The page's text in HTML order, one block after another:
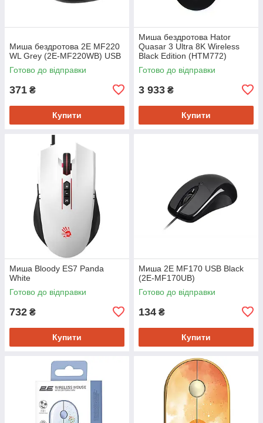
Миша бездротова 2E MF220
WL Grey (2E-MF220WB) USB
Готово до відправки
371 ₴
Купити
Миша бездротова Hator
Quasar 3 Ultra 8K Wireless
Black Edition (HTM772)
Готово до відправки
3 933 ₴
Купити
Миша Bloody ES7 Panda
White
Готово до відправки
732 ₴
Купити
Миша 2E MF170 USB Black
(2E-MF170UB)
Готово до відправки
134 ₴
Купити